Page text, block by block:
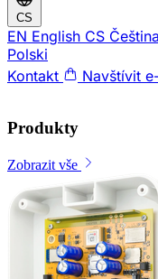
CS
EN English CS Čeština
Polski
Kontakt
Navštívit
Produkty
Zobrazit vše